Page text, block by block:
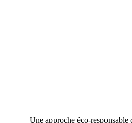
Une approche éco-